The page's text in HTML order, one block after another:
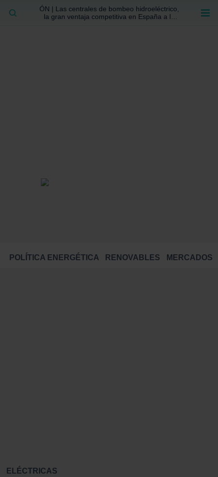
ÓN | Las centrales de bombeo hidroeléctrico,
la gran ventaja competitiva en España a la
POLÍTICA ENERGÉTICA RENOVABLES MERCADOS
BUSCAR
ELÉCTRICAS